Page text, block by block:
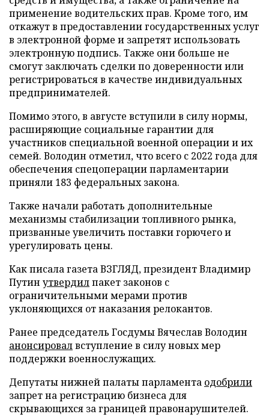
применение водительских прав. Кроме того, им
откажут в предоставлении государственных услуг
в электронной форме и запретят использовать
электронную подпись. Также они больше не
смогут заключать сделки по доверенности или
регистрироваться в качестве индивидуальных
предпринимателей.
Помимо этого, в августе вступили в силу нормы,
расширяющие социальные гарантии для
участников специальной военной операции и их
семей. Володин отметил, что всего с 2022 года для
обеспечения спецоперации парламентарии
приняли 183 федеральных закона.
Также начали работать дополнительные
механизмы стабилизации топливного рынка,
призванные увеличить поставки горючего и
урегулировать цены.
Как писала газета ВЗГЛЯД, президент Владимир
Путин утвердилпакет законов с
ограничительными мерами против
уклоняющихся от наказания релокантов.
Ранее председатель Госдумы Вячеслав Володин
анонсировалвступление в силу новых мер
поддержки военнослужащих.
Депутаты нижней палаты парламента одобрили
запрет на регистрацию бизнеса для
скрывающихся за границей правонарушителей.